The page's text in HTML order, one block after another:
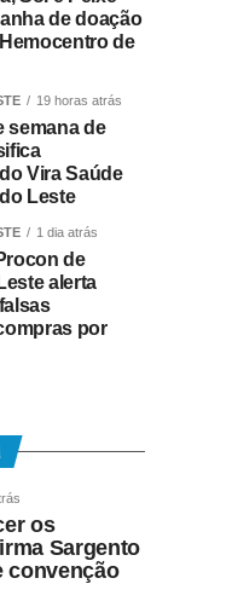
de doação
de
19 horas atrás
semana de
Vira Saúde
Leste
1 dia atrás
de
alerta
por
os
Sargento
convenção